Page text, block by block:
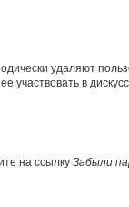
удаляют
в
на ссылку Забыли